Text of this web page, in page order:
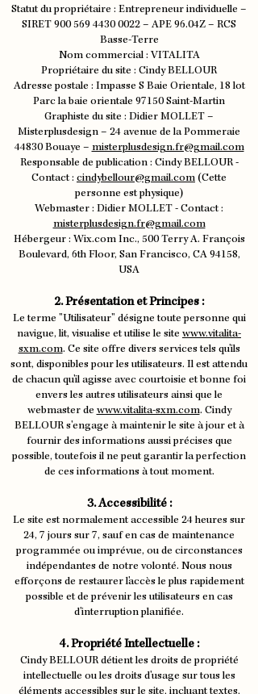
Statut du propriétaire : Entrepreneur individuelle –
SIRET 900 569 4430 0022 – APE 96.04Z – RCS
Basse-Terre
Nom commercial : VITALITA
Propriétaire du site : Cindy BELLOUR
Adresse postale : Impasse S Baie Orientale, 18 lot
Parc la baie orientale 97150 Saint-Martin
Graphiste du site : Didier MOLLET –
Misterplusdesign – 24 avenue de la Pommeraie
44830 Bouaye – misterplusdesign.fr@gmail.com
Responsable de publication : Cindy BELLOUR -
Contact : cindybellour@gmail.com (Cette
personne est physique)
Webmaster : Didier MOLLET - Contact :
misterplusdesign.fr@gmail.com
Hébergeur : Wix.com Inc., 500 Terry A. François
Boulevard, 6th Floor, San Francisco, CA 94158,
USA
2. Présentation et Principes :
Le terme "Utilisateur" désigne toute personne qui
navigue, lit, visualise et utilise le site www.vitalita-
sxm.com. Ce site offre divers services tels qu'ils
sont, disponibles pour les utilisateurs. Il est attendu
de chacun qu'il agisse avec courtoisie et bonne foi
envers les autres utilisateurs ainsi que le
webmaster de www.vitalita-sxm.com. Cindy
BELLOUR s'engage à maintenir le site à jour et à
fournir des informations aussi précises que
possible, toutefois il ne peut garantir la perfection
de ces informations à tout moment.
3. Accessibilité :
Le site est normalement accessible 24 heures sur
24, 7 jours sur 7, sauf en cas de maintenance
programmée ou imprévue, ou de circonstances
indépendantes de notre volonté. Nous nous
efforçons de restaurer l'accès le plus rapidement
possible et de prévenir les utilisateurs en cas
d'interruption planifiée.
4. Propriété Intellectuelle :
Cindy BELLOUR détient les droits de propriété
intellectuelle ou les droits d'usage sur tous les
éléments accessibles sur le site, incluant textes,